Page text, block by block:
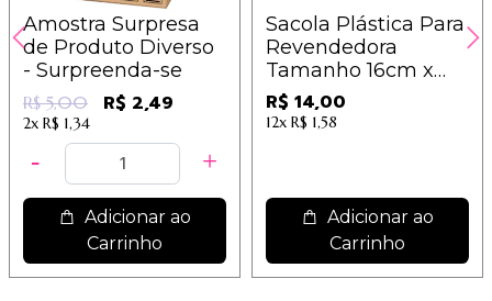
Amostra Surpresa
de Produto Diverso
- Surpreenda-se
R$ 5,00 R$ 2,49
2x R$ 1,34
Adicionar ao
Carrinho
Sacola Plástica Para
Revendedora
Tamanho 16cm x
27cm - 25 unidades
R$ 14,00
12x R$ 1,58
Adicionar ao
Carrinho